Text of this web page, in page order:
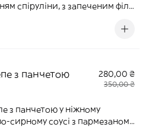
спіруліни, з запеченим філе
злаки, лактоза, яйця,
з панчетою 280,00 ₴
350,00 ₴
з панчетою у ніжному
сирному соусі з пармезаном і